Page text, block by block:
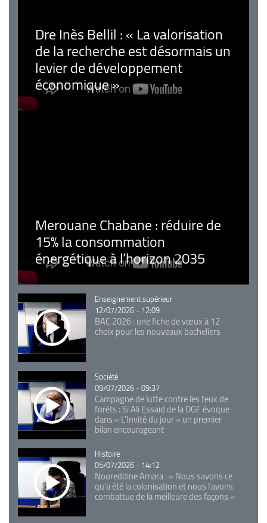
Dre Inès Bellil : « La valorisation
de la recherche est désormais un
levier de développement
économique »
Merouane Chabane : réduire de
15% la consommation
énergétique à l’horizon 2035
Catégorie
Enseignement supérieur
12/07/2026 - 12:09
BAC 2026 : une fiche de vœux à 12
choix pour les nouveaux bacheliers
Catégorie
Société
09/07/2026 - 09:37
Campagne de lutte contre les feux de
forêts : Si Ali Essaid de la DGF évoque
dans « L'Invité du jour » un premier
bilan encourageant
Catégorie
Histoire
05/07/2026 - 14:12
Noureddine Amara : « Nous savons ce
qu’a été la colonisation et nous l’avons
combattue de la meilleure des façons »